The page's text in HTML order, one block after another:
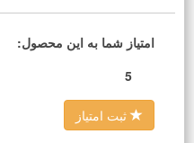
امتیاز شما به این محصول:
5
ثبت امتیاز